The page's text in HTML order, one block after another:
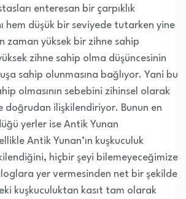
enteresan bir çarpıklık
hem düşük bir seviyede tutarken yine
zaman yüksek bir zihne sahip
zihne sahip olma düşüncesinin
sahip olunmasına bağlıyor. Yani bu
olmasının sebebini zihinsel olarak
doğrudan ilişkilendiriyor. Bunun en
yerler ise Antik Yunan
Antik Yunan’ın kuşkuculuk
hiçbir şeyi bilemeyeceğimize
yer vermesinden net bir şekilde
kuşkuculuktan kasıt tam olarak